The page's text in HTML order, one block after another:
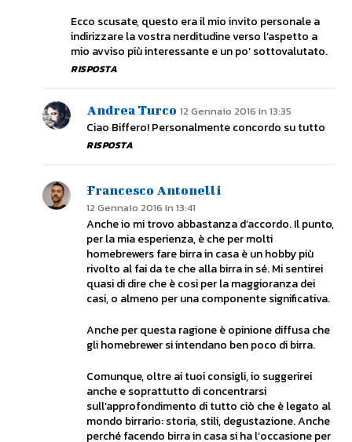
Ecco scusate, questo era il mio invito personale a
indirizzare la vostra nerditudine verso l’aspetto a
mio avviso più interessante e un po’ sottovalutato.
RISPOSTA
Andrea Turco 12 Gennaio 2016 In 13:35
Ciao Biffero! Personalmente concordo su tutto
RISPOSTA
Francesco Antonelli
12 Gennaio 2016 In 13:41
Anche io mi trovo abbastanza d’accordo. Il punto,
per la mia esperienza, è che per molti
homebrewers fare birra in casa è un hobby più
rivolto al fai da te che alla birra in sé. Mi sentirei
quasi di dire che è cosi per la maggioranza dei
casi, o almeno per una componente significativa.
Anche per questa ragione è opinione diffusa che
gli homebrewer si intendano ben poco di birra.
Comunque, oltre ai tuoi consigli, io suggerirei
anche e soprattutto di concentrarsi
sull’approfondimento di tutto ciò che è legato al
mondo birrario: storia, stili, degustazione. Anche
perché facendo birra in casa si ha l’occasione per